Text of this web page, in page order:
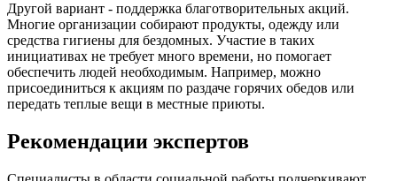
Другой вариант - поддержка благотворительных акций.
Многие организации собирают продукты, одежду или
средства гигиены для бездомных. Участие в таких
инициативах не требует много времени, но помогает
обеспечить людей необходимым. Например, можно
присоединиться к акциям по раздаче горячих обедов или
передать теплые вещи в местные приюты.
Рекомендации экспертов